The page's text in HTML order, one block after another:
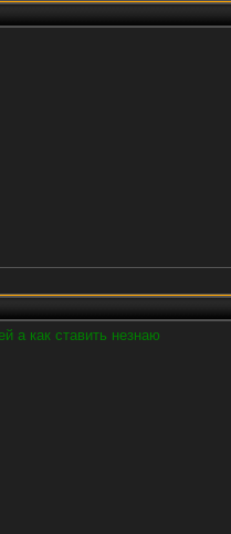
а как ставить незнаю